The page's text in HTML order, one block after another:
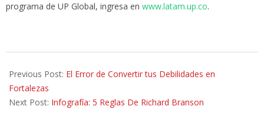
programa de UP Global, ingresa en www.latam.up.co.
07-
24
Previous Post: El Error de Convertir tus Debilidades en
Fortalezas
Next Post: Infografía: 5 Reglas De Richard Branson